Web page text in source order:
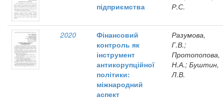
підприємства
Р.С.
2020
Фінансовий
контроль як
інструмент
антикорупційної
політики:
міжнародний
аспект
Разумова,
Г.В.;
Протопопова,
Н.А.; Буштин,
Л.В.